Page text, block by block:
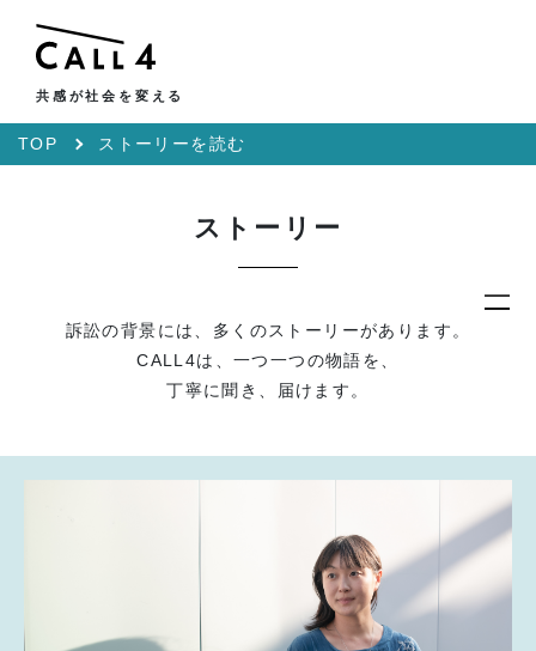
共感が社会を変える
TOP ストーリーを読む
ストーリー
訴訟の背景には、多くのストーリーがあります。
CALL4は、一つ一つの物語を、
丁寧に聞き、届けます。